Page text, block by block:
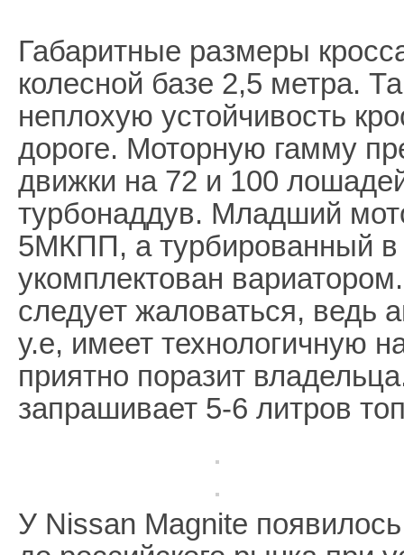
Габаритные размеры
колесной базе 2,5 метра.
неплохую устойчивость
дороге. Моторную гамму
движки на 72 и 100
турбонаддув. Младший
5МКПП, а турбированный в
укомплектован
следует жаловаться, ведь
у.е, имеет технологичную
приятно поразит
запрашивает 5-6 литров
У Nissan Magnite